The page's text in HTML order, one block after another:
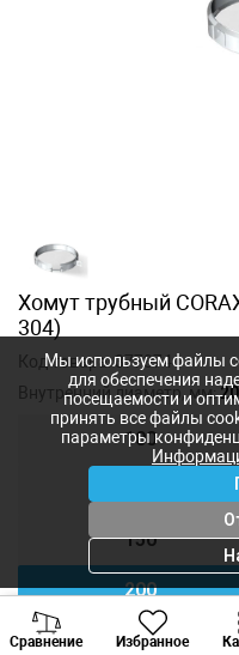
Хомут трубный
304)
Код товара:377874
Внутренний диаметр, мм:
100
150
200
230
Сравнение Избранное
Мы используем файлы
для обеспечения
посещаемости и
принять все файлы
параметры